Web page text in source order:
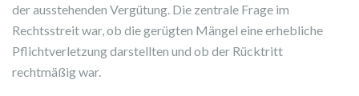
der ausstehenden Vergütung. Die zentrale Frage im
Rechtsstreit war, ob die gerügten Mängel eine erhebliche
Pflichtverletzung darstellten und ob der Rücktritt
rechtmäßig war.